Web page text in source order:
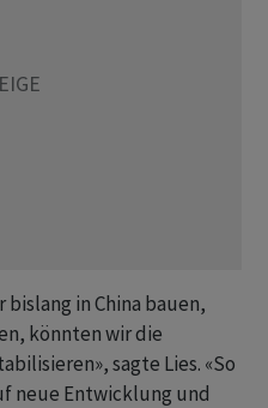
bislang in China bauen,
könnten wir die
sagte Lies. «So
neue Entwicklung und